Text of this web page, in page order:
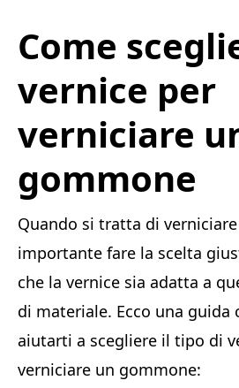
Come
vernice per
verniciare
gommone
Quando si tratta di
importante fare la scelta
che la vernice sia adatta a
di materiale. Ecco una guida
aiutarti a scegliere il tipo di
verniciare un gommone: